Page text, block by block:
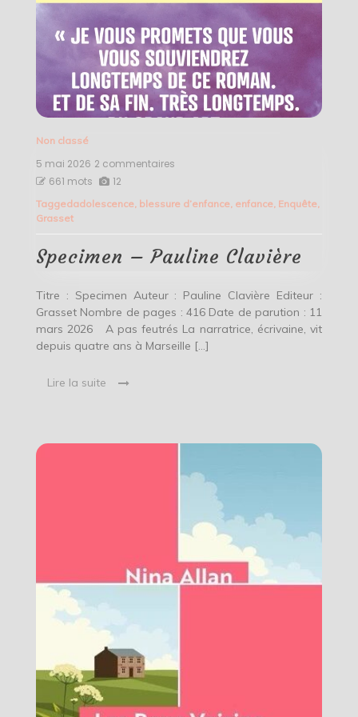
Non classé
5 mai 2026 2 commentaires
Pauline
661 mots 12
Taggedadolescence, blessure d’enfance, enfance, Enquête,
Grasset
Specimen – Pauline Clavière
Titre : Specimen Auteur : Pauline Clavière Editeur :
Grasset Nombre de pages : 416 Date de parution : 11
mars 2026 A pas feutrés La narratrice, écrivaine, vit
depuis quatre ans à Marseille […]
Lire la suite